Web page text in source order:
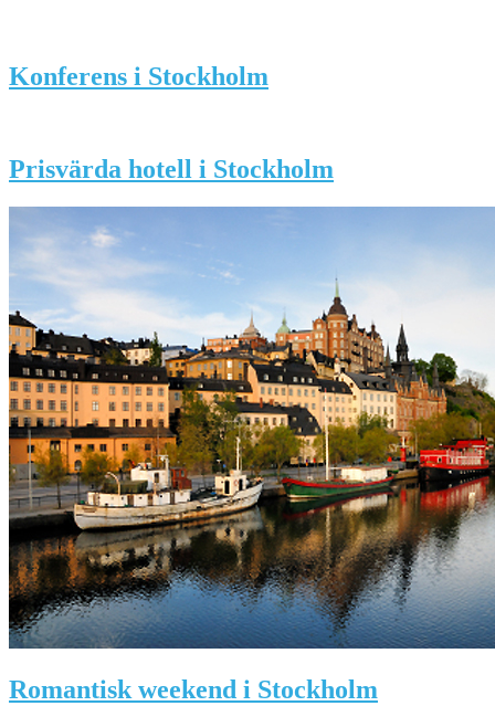
Konferens i Stockholm
Prisvärda hotell i Stockholm
Romantisk weekend i Stockholm